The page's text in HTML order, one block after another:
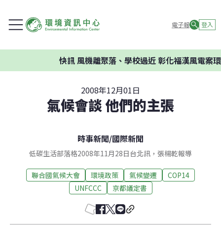
電子報 登入
快訊風機離聚落、學校過近 彰化福漢風電案環委
2008年12月01日
氣候會談 他們的主張
時事新聞/國際新聞
低碳生活部落格2008年11月28日台北訊，張楊乾報導
聯合國氣候大會 環境政策 氣候變遷
COP14
UNFCCC
京都議定書